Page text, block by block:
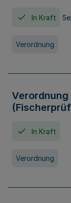
In Kraft
Verordnung
In Kraft
Verordnung